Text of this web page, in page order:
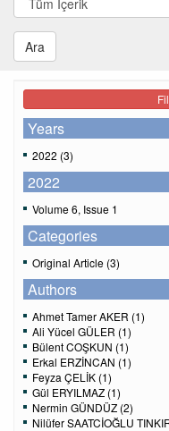
Ara
Years
2022 (3)
2022
Volume 6, Issue 1
Categories
Original Article (3)
Authors
Ahmet Tamer AKER (1)
Ali Yücel GÜLER (1)
Bülent COŞKUN (1)
Erkal ERZİNCAN (1)
Feyza ÇELİK (1)
Gül ERYILMAZ (1)
Nermin GÜNDÜZ (2)
Nilüfer SAATCİOĞLU